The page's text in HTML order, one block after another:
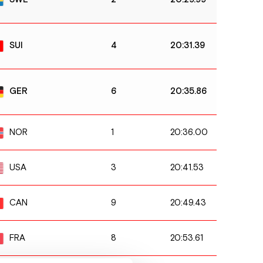
SUI 4 20:31.39
GER 6 20:35.86
NOR 1 20:36.00
USA 3 20:41.53
CAN 9 20:49.43
FRA 8 20:53.61